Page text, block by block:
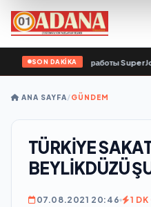
SON DAKİKA
сервис по поиску работы SuperJob
ANA SAYFA/GÜNDEM
TÜRKİYE
BEYLİKDÜZÜ
07.08.2021 20:46 1